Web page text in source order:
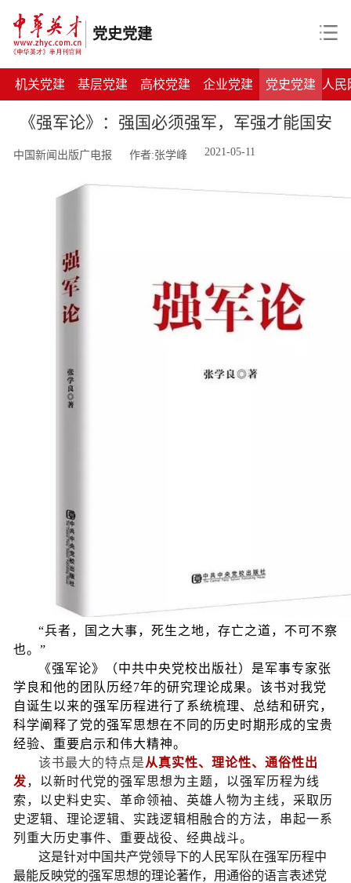
党史党建
机关党建 基层党建 高校党建 企业党建 党史党建 人民
《强军论》：强国必须强军，军强才能国安
中国新闻出版广电报 作者:张学峰 2021-05-11
“兵者，国之大事，死生之地，存亡之道，不可不察
也。 ”
《强军论》（中共中央党校出版社）是军事专家张
学良和他的团队历经7年的研究理论成果。该书对我党
自诞生以来的强军历程进行了系统梳理、总结和研究，
科学阐释了党的强军思想在不同的历史时期形成的宝贵
经验、重要启示和伟大精神。
该书最大的特点是从真实性、理论性、通俗性出
发，以新时代党的强军思想为主题，以强军历程为线
索，以史料史实、革命领袖、英雄人物为主线，采取历
史逻辑、理论逻辑、实践逻辑相融合的方法，串起一系
列重大历史事件、重要战役、经典战斗。
这是针对中国共产党领导下的人民军队在强军历程中
最能反映党的强军思想的理论著作，用通俗的语言表述党